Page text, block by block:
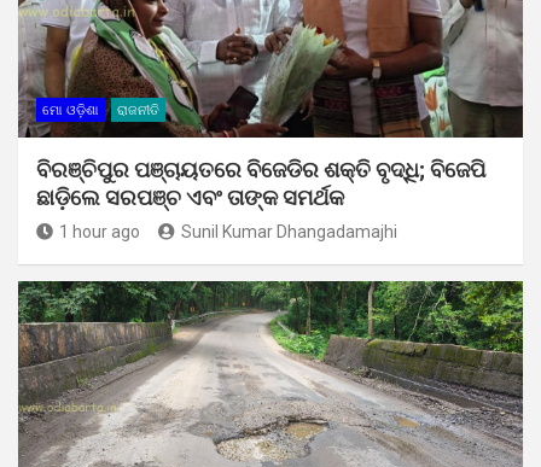
ମୋ ଓଡ଼ିଶା ରାଜନୀତି
ବିରଞ୍ଚିପୁର ପଞ୍ଚାୟତରେ ବିଜେଡିର ଶକ୍ତି ବୃଦ୍ଧି; ବିଜେପି
ଛାଡ଼ିଲେ ସରପଞ୍ଚ ଏବଂ ତାଙ୍କ ସମର୍ଥକ
1 hour ago Sunil Kumar Dhangadamajhi